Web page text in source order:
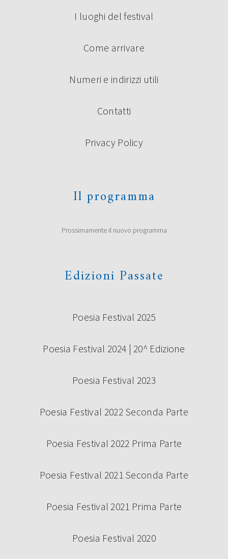
Continua a leggere
PREMIO UNDER 35 “TERRE DI
Marco Bini, Roberto Galaverni, Guido Mattia Gallerani,
Donata Ghermandi, Emilio Rentocchini, Marco Santagata
poesia Under 35 “Terre di Castelli” 2019, prima edizione:
Continua a leggere
I luoghi del festival
Come arrivare
Numeri e indirizzi utili
Contatti
Privacy Policy
Il programma
Prossimamente il nuovo programma
Edizioni Passate
Poesia Festival 2025
Poesia Festival 2024 | 20^ Edizione
Poesia Festival 2023
Poesia Festival 2022 Seconda Parte
Poesia Festival 2022 Prima Parte
Poesia Festival 2021 Seconda Parte
Poesia Festival 2021 Prima Parte
Poesia Festival 2020